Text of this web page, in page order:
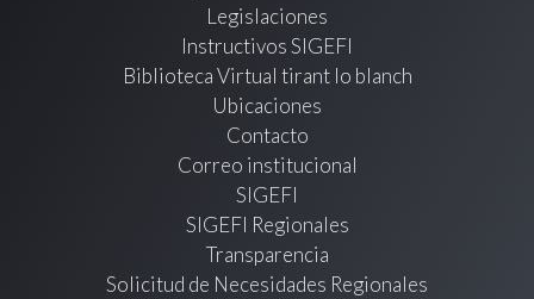
Legislaciones
Instructivos SIGEFI
Biblioteca Virtual tirant lo blanch
Ubicaciones
Contacto
Correo institucional
SIGEFI
SIGEFI Regionales
Transparencia
Solicitud de Necesidades Regionales